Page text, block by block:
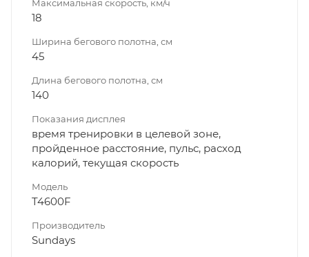
Максимальная скорость, км/ч
18
Ширина бегового полотна, см
45
Длина бегового полотна, см
140
Показания дисплея
время тренировки в целевой зоне,
пройденное расстояние, пульс, расход
калорий, текущая скорость
Модель
T4600F
Производитель
Sundays